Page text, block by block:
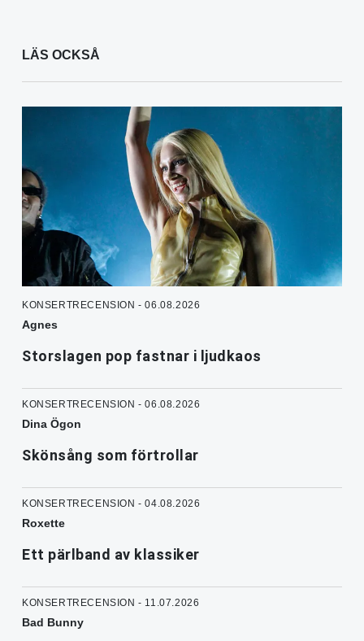
LÄS OCKSÅ
KONSERTRECENSION - 06.08.2026
Agnes
Storslagen pop fastnar i ljudkaos
KONSERTRECENSION - 06.08.2026
Dina Ögon
Skönsång som förtrollar
KONSERTRECENSION - 04.08.2026
Roxette
Ett pärlband av klassiker
KONSERTRECENSION - 11.07.2026
Bad Bunny